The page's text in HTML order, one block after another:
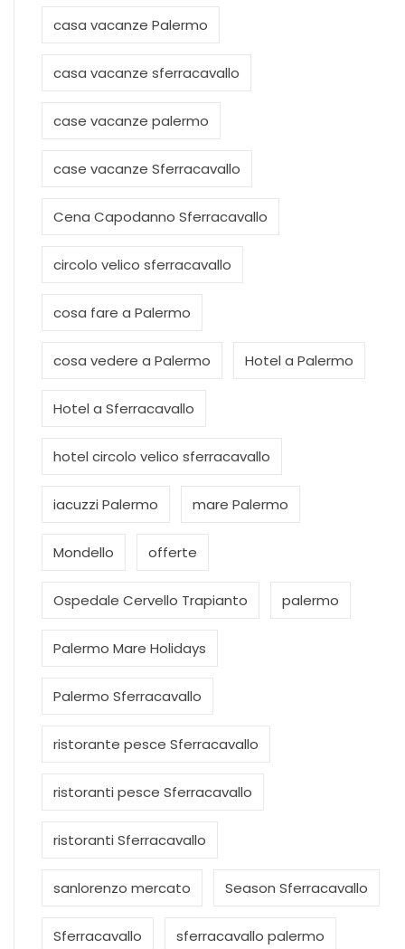
casa vacanze Palermo
casa vacanze sferracavallo
case vacanze palermo
case vacanze Sferracavallo
Cena Capodanno Sferracavallo
circolo velico sferracavallo
cosa fare a Palermo
cosa vedere a Palermo Hotel a Palermo
Hotel a Sferracavallo
hotel circolo velico sferracavallo
iacuzzi Palermo mare Palermo
Mondello offerte
Ospedale Cervello Trapianto palermo
Palermo Mare Holidays
Palermo Sferracavallo
ristorante pesce Sferracavallo
ristoranti pesce Sferracavallo
ristoranti Sferracavallo
sanlorenzo mercato Season Sferracavallo
Sferracavallo sferracavallo palermo